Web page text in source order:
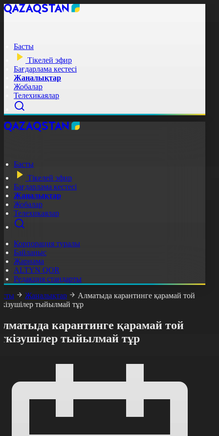
Басты
Тікелей эфир
Бағдарлама кестесі
Жаңалықтар
Жобалар
Телехикаялар
Басты
Тікелей эфир
Бағдарлама кестесі
Жаңалықтар
Жобалар
Телехикаялар
Корпорация туралы
Байланыс
Жарнама
ALTYN QOR
Редакция стандарты
Жаңалықтар
Алматыда карантинге қарамай той
тыйылмай тұр
карантинге қарамай той
тыйылмай тұр